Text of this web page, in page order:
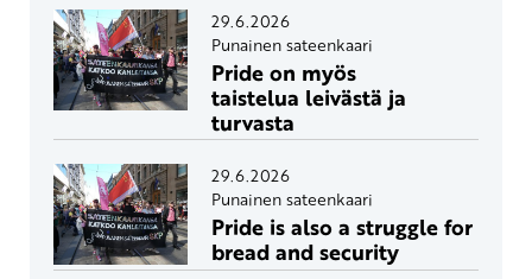
29.6.2026
Punainen sateenkaari
Pride on myös
taistelua leivästä ja
turvasta
29.6.2026
Punainen sateenkaari
Pride is also a struggle for
bread and security